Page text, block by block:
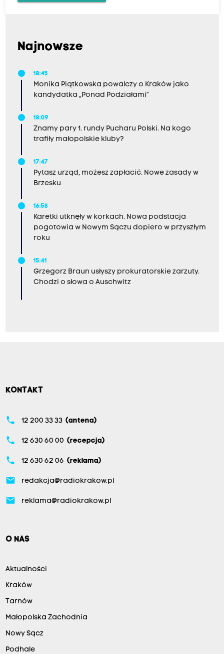
Najnowsze
18:45
Monika Piątkowska powalczy o Kraków jako
kandydatka „Ponad Podziałami”
18:09
Znamy pary 1. rundy Pucharu Polski. Na kogo
trafiły małopolskie kluby?
17:47
Pytasz urząd, możesz zapłacić. Nowe zasady w
Brzesku
16:58
Karetki utknęły w korkach. Nowa podstacja
pogotowia w Nowym Sączu dopiero w przyszłym
roku
15:41
Grzegorz Braun usłyszy prokuratorskie zarzuty.
Chodzi o słowa o Auschwitz
KONTAKT
phone 12 200 33 33 (antena)
phone 12 630 60 00 (recepcja)
phone 12 630 62 06 (reklama)
email redakcja@radiokrakow.pl
email reklama@radiokrakow.pl
O NAS
Aktualności
Kraków
Tarnów
Małopolska Zachodnia
Nowy Sącz
Podhale